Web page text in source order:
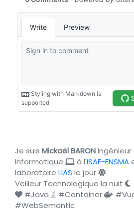
Je suis Mickaël BARON
Informatique
à l'ISAE-ENSMA
laboratoire LIAS le jour
Veilleur Technologique la nuit
#Java
#Container
#WebSemantic